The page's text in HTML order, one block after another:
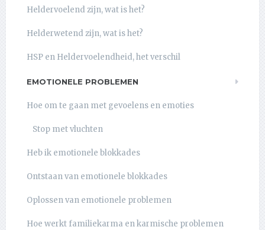
Heldervoelend zijn, wat is het?
Helderwetend zijn, wat is het?
HSP en Heldervoelendheid, het verschil
EMOTIONELE PROBLEMEN
Hoe om te gaan met gevoelens en emoties
Stop met vluchten
Heb ik emotionele blokkades
Ontstaan van emotionele blokkades
Oplossen van emotionele problemen
Hoe werkt familiekarma en karmische problemen